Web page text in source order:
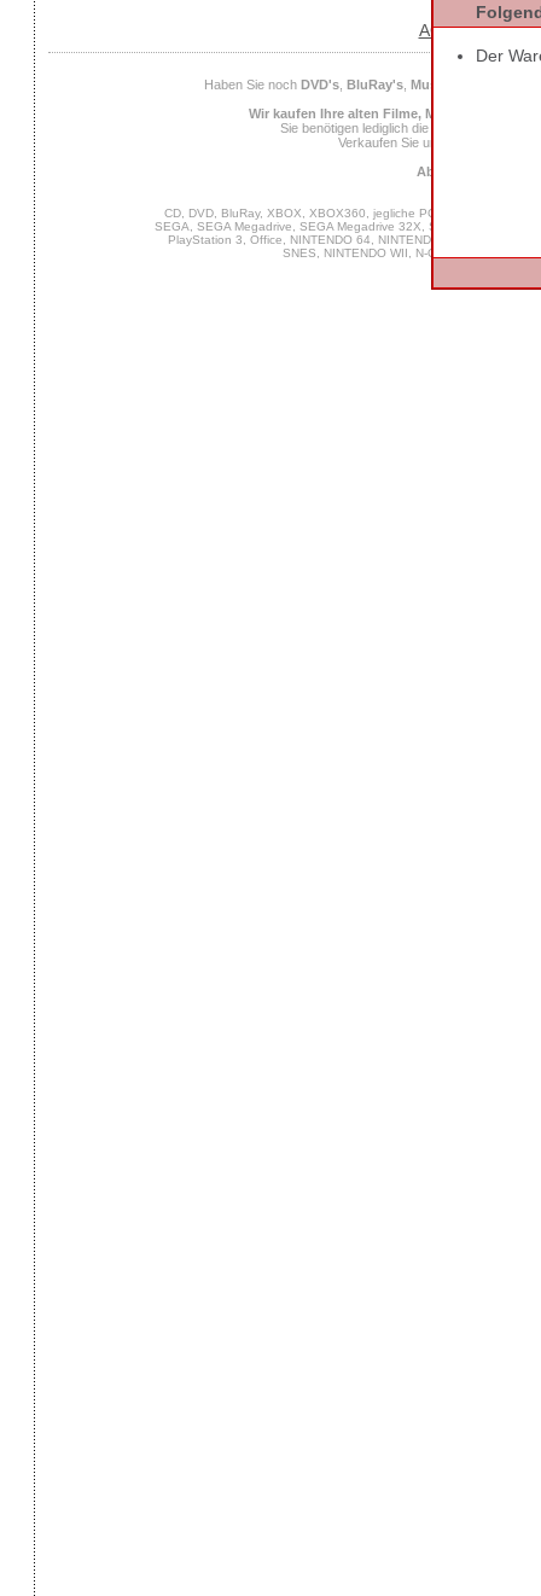
AGB
Haben Sie noch DVD's, BluRay's, Musik CD's
Wir kaufen Ihre alten Filme, Musik und Spiele
Sie benötigen lediglich die
Verkaufen Sie uns Ihre alten
Ab 25 Euro
CD, DVD, BluRay, XBOX, XBOX360, jegliche PC Software,
SEGA, SEGA Megadrive, SEGA Megadrive 32X, SEGA Master
PlayStation 3, Office, NINTENDO 64, NINTENDO DS,
SNES, NINTENDO WII, N-Gage, MUSIK,
Der